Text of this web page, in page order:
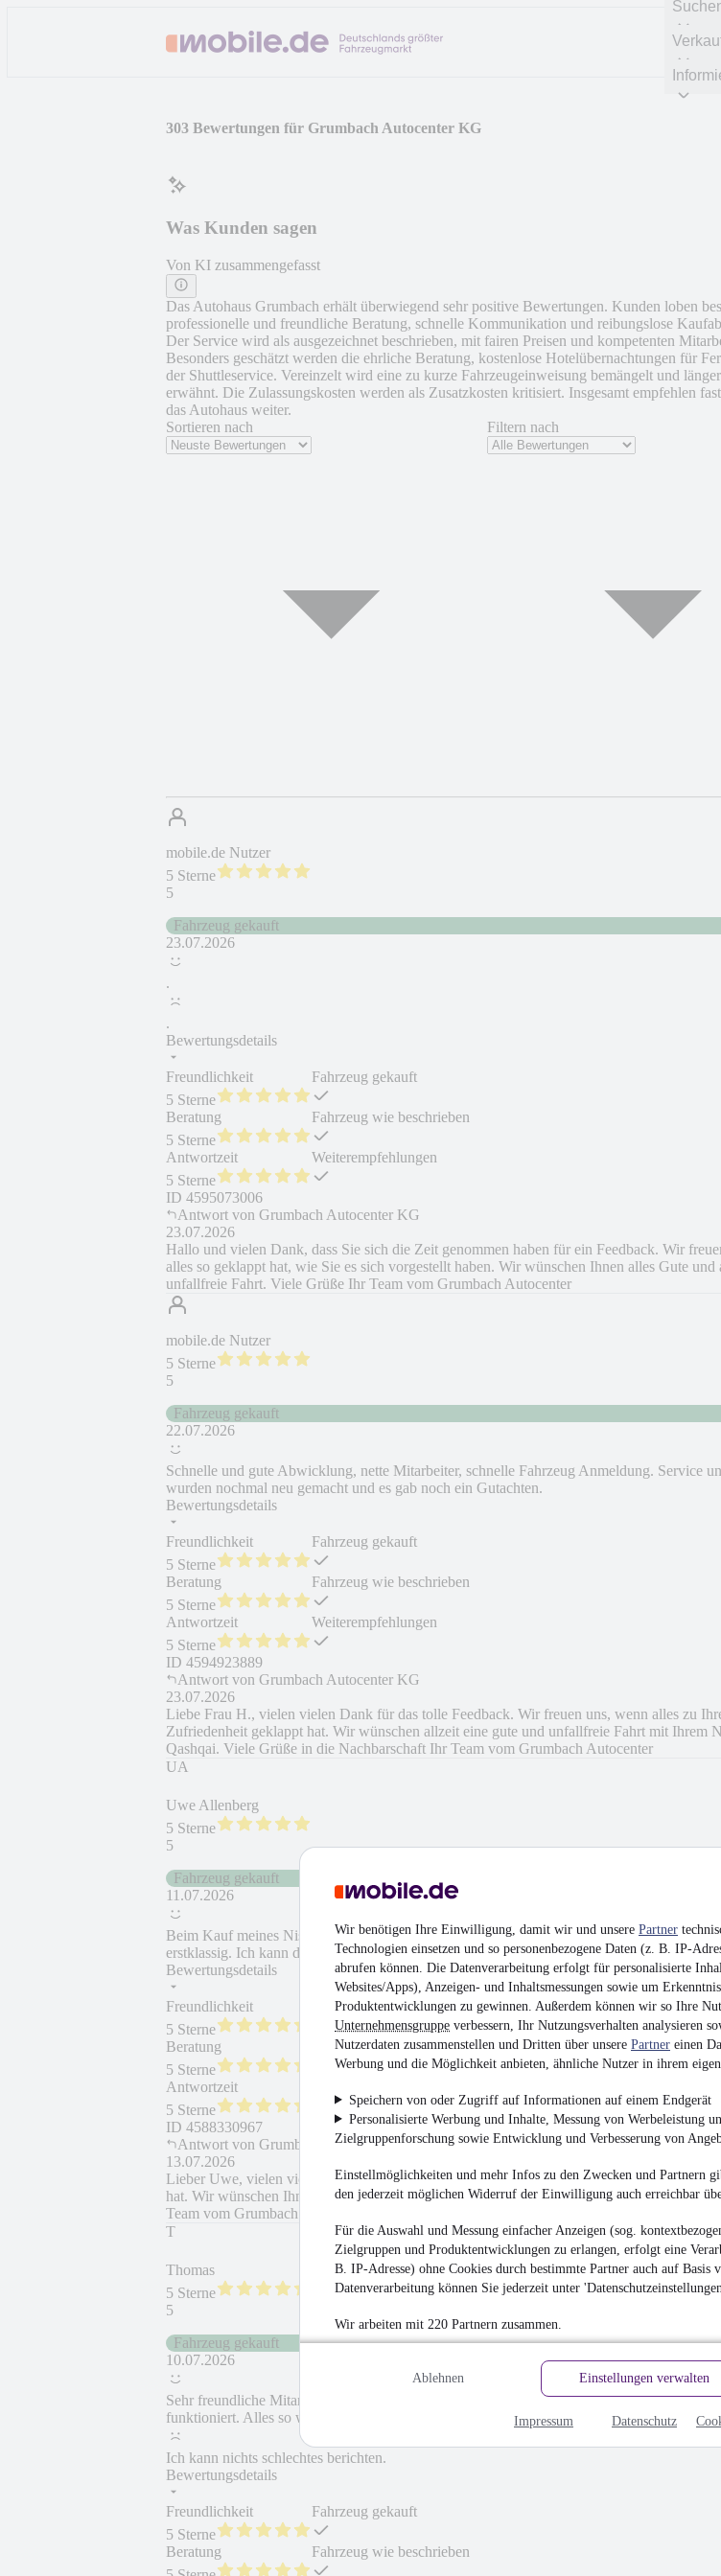
Wir benötigen Ihre Einwilligung, damit wir und unsere Partner
Technologien einsetzen und so personenbezogene Daten (z. B. IP-
abrufen können. Die Datenverarbeitung erfolgt für personalisierte
Websites/Apps), Anzeigen- und Inhaltsmessungen sowie um
Produktentwicklungen zu gewinnen. Außerdem können wir so Ihre
Unternehmensgruppe verbessern, Ihr Nutzungsverhalten analysieren
Nutzerdaten zusammenstellen und Dritten über unsere Partner einen
Werbung und die Möglichkeit anbieten, ähnliche Nutzer in ihrem
Speichern von oder Zugriff auf Informationen auf einem Endgerät
Personalisierte Werbung und Inhalte, Messung von Werbeleistung
Zielgruppenforschung sowie Entwicklung und Verbesserung von
Einstellmöglichkeiten und mehr Infos zu den Zwecken und Partnern
den jederzeit möglichen Widerruf der Einwilligung auch erreichbar
Für die Auswahl und Messung einfacher Anzeigen (sog.
Zielgruppen und Produktentwicklungen zu erlangen, erfolgt eine
B. IP-Adresse) ohne Cookies durch bestimmte Partner auch auf Basis
Datenverarbeitung können Sie jederzeit unter
Wir arbeiten mit 220 Partnern zusammen.
Ablehnen Einstellungen verwalten
Impressum Datenschutz
303 Bewertungen für Grumbach Autocenter KG
Was Kunden sagen
Von KI zusammengefasst
Das Autohaus Grumbach erhält überwiegend sehr positive Bewertungen. Kunden loben
professionelle und freundliche Beratung, schnelle Kommunikation und reibungslose
Der Service wird als ausgezeichnet beschrieben, mit fairen Preisen und kompetenten
Besonders geschätzt werden die ehrliche Beratung, kostenlose Hotelübernachtungen für
der Shuttleservice. Vereinzelt wird eine zu kurze Fahrzeugeinweisung bemängelt und
erwähnt. Die Zulassungskosten werden als Zusatzkosten kritisiert. Insgesamt empfehlen
das Autohaus weiter.
Sortieren nach
Filtern nach
mobile.de Nutzer
5 Sterne
5
Fahrzeug gekauft
23.07.2026
.
.
Bewertungsdetails
Freundlichkeit
5 Sterne
Beratung
5 Sterne
Antwortzeit
5 Sterne
Fahrzeug gekauft
Fahrzeug wie beschrieben
Weiterempfehlungen
ID 4595073006
Antwort von Grumbach Autocenter KG
23.07.2026
Hallo und vielen Dank, dass Sie sich die Zeit genommen haben für ein Feedback. Wir
alles so geklappt hat, wie Sie es sich vorgestellt haben. Wir wünschen Ihnen alles Gute und
unfallfreie Fahrt. Viele Grüße Ihr Team vom Grumbach Autocenter
mobile.de Nutzer
5 Sterne
5
Fahrzeug gekauft
22.07.2026
Schnelle und gute Abwicklung, nette Mitarbeiter, schnelle Fahrzeug Anmeldung. Service
wurden nochmal neu gemacht und es gab noch ein Gutachten.
Bewertungsdetails
Freundlichkeit
5 Sterne
Beratung
5 Sterne
Antwortzeit
5 Sterne
Fahrzeug gekauft
Fahrzeug wie beschrieben
Weiterempfehlungen
ID 4594923889
Antwort von Grumbach Autocenter KG
23.07.2026
Liebe Frau H., vielen vielen Dank für das tolle Feedback. Wir freuen uns, wenn alles zu
Zufriedenheit geklappt hat. Wir wünschen allzeit eine gute und unfallfreie Fahrt mit Ihrem
Qashqai. Viele Grüße in die Nachbarschaft Ihr Team vom Grumbach Autocenter
UA
Uwe Allenberg
5 Sterne
5
Fahrzeug gekauft
11.07.2026
Beim Kauf meines Nissan Qashqai war der Service, die Beratung und die gründliche
erstklassig. Ich kann das Autohaus Grumbach sehr empfehlen.
Bewertungsdetails
Freundlichkeit
5 Sterne
Beratung
5 Sterne
Antwortzeit
5 Sterne
Fahrzeug gekauft
Fahrzeug wie beschrieben
ID 4588330967
Antwort von Grumbach Autocenter KG
13.07.2026
Lieber Uwe, vielen vielen Dank für das tolle Feedback. Schön, wenn alles zu Ihrer
hat. Wir wünschen Ihnen allzeit eine gute und unfallfreie Fahrt mit Ihrem neuen Qashqai.
Team vom Grumbach Autocenter
T
Thomas
5 Sterne
5
Fahrzeug gekauft
10.07.2026
Sehr freundliche Mitarbeiter. Jederzeit gut erreichbar und immer hilfsbereit. Der gesamte
funktioniert. Alles so wie beschrieben.
Ich kann nichts schlechtes berichten.
Bewertungsdetails
Freundlichkeit
5 Sterne
Beratung
Fahrzeug gekauft
Fahrzeug wie beschrieben